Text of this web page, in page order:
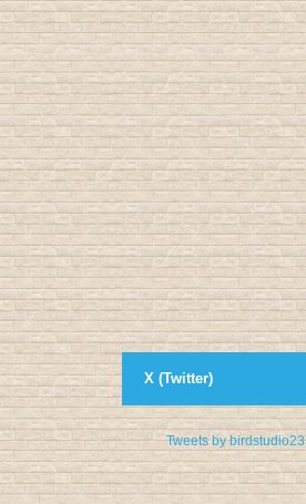
X (Twitter)
Tweets by birdstudio23